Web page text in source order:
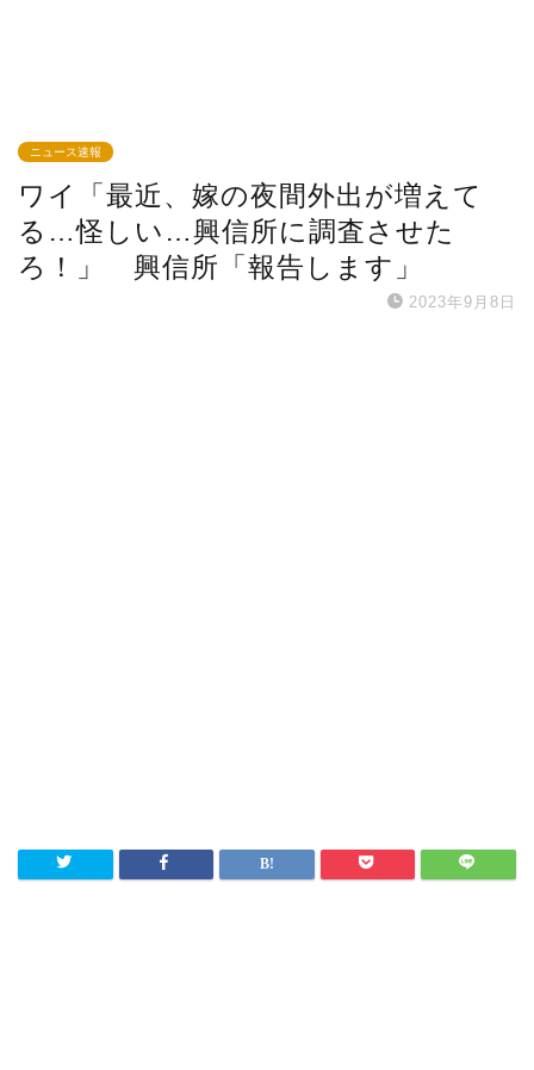
ニュース速報
ワイ「最近、嫁の夜間外出が増えて
る…怪しい…興信所に調査させた
ろ！」 興信所「報告します」
2023年9月8日